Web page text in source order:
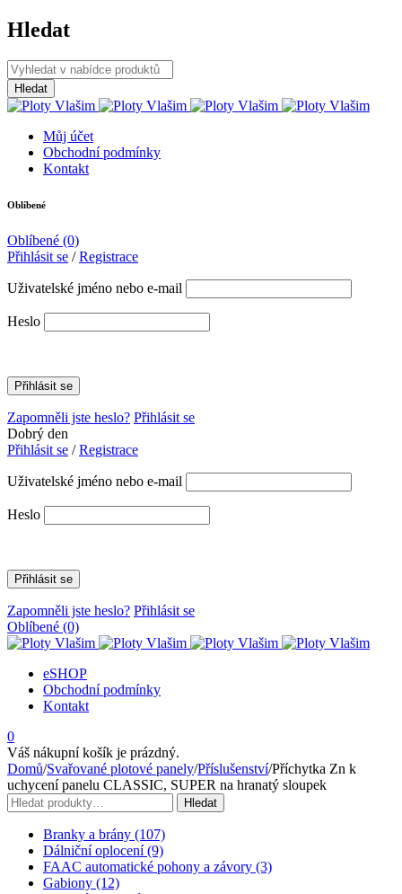
Hledat
Můj účet
Obchodní podmínky
Kontakt
Oblíbené
Oblíbené (0)
Přihlásit se /Registrace
Uživatelské jméno nebo e-mail
Heslo
Zapomněli jste heslo? Přihlásit se
Dobrý den
Přihlásit se /Registrace
Uživatelské jméno nebo e-mail
Heslo
Zapomněli jste heslo? Přihlásit se
Oblíbené (0)
eSHOP
Obchodní podmínky
Kontakt
0
Váš nákupní košík je prázdný.
Domů/Svařované plotové panely/Příslušenství/Příchytka Zn k
uchycení panelu CLASSIC, SUPER na hranatý sloupek
Hledat:
Hledat
Branky a brány (107)
Dálniční oplocení (9)
FAAC automatické pohony a závory (3)
Gabiony (12)